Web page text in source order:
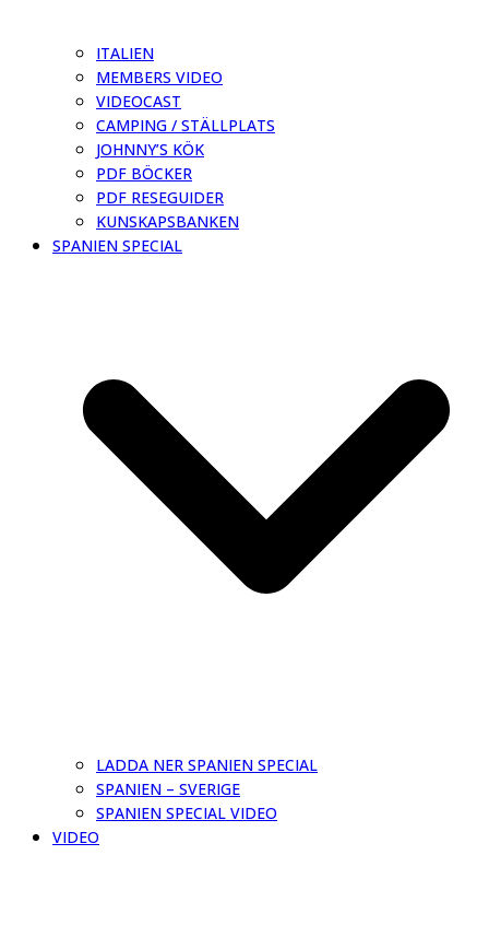
ITALIEN
MEMBERS VIDEO
VIDEOCAST
CAMPING / STÄLLPLATS
JOHNNY’S KÖK
PDF BÖCKER
PDF RESEGUIDER
KUNSKAPSBANKEN
SPANIEN SPECIAL
LADDA NER SPANIEN SPECIAL
SPANIEN – SVERIGE
SPANIEN SPECIAL VIDEO
VIDEO